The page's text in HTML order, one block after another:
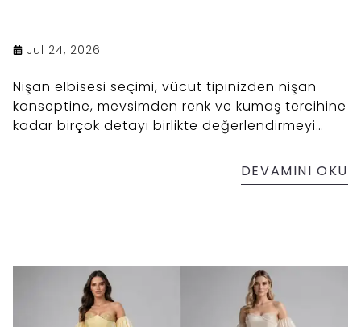
Jul 24, 2026
Nişan elbisesi seçimi, vücut tipinizden nişan
konseptine, mevsimden renk ve kumaş tercihine
kadar birçok detayı birlikte değerlendirmeyi
hem de gün boyu konfor sağlayan doğru nişan
elbisesini seçebilmeniz için dikkat etmeniz
DEVAMINI OKU